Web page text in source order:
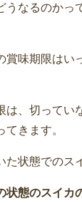
うなるのかっ
賞味期限はい
は、切ってい
てきます。
た状態でのス
状態のスイカ